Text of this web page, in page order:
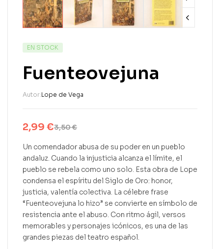
EN STOCK
Fuenteovejuna
Autor:Lope de Vega
3,50€
2,99 €
Un comendador abusa de su poder en un pueblo
andaluz. Cuando la injusticia alcanza el límite, el
pueblo se rebela como uno solo. Esta obra de Lope
condensa el espíritu del Siglo de Oro: honor,
justicia, valentía colectiva. La célebre frase
“Fuenteovejuna lo hizo” se convierte en símbolo de
resistencia ante el abuso. Con ritmo ágil, versos
memorables y personajes icónicos, es una de las
grandes piezas del teatro español.